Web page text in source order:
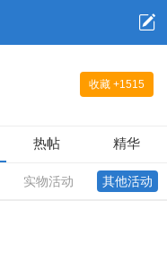
收藏 +1515
热帖 精华
实物活动 其他活动